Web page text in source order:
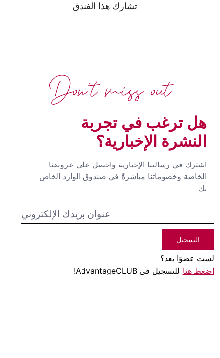
تشارك هذا الفندق
هل ترغب في تجربة
النشرة الإخبارية؟
اشترك في رسالتنا الإخبارية واحصل على عروضنا
الخاصة وخصوماتنا مباشرةً في صندوق الوارد الخاص
بك
التسجيل
لست عضوًا بعد؟
اضغط هنا للتسجيل في AdvantageCLUB!
Don't miss out